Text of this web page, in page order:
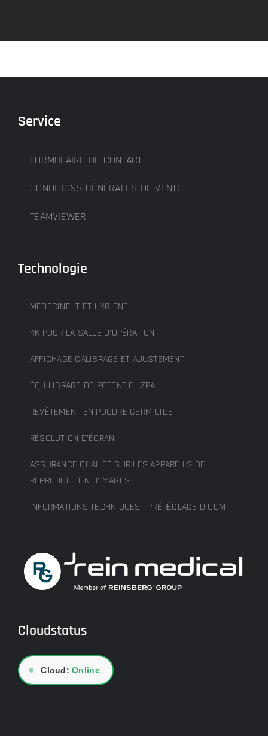
Service
FORMULAIRE DE CONTACT
CONDITIONS GÉNÉRALES DE VENTE
TEAMVIEWER
Technologie
MÉDECINE IT ET HYGIÈNE
4K POUR LA SALLE D’OPÉRATION
AFFICHAGE CALIBRAGE ET AJUSTEMENT
ÉQUILIBRAGE DE POTENTIEL ZPA
REVÊTEMENT EN POUDRE GERMICIDE
RÉSOLUTION D’ÉCRAN
ASSURANCE QUALITÉ SUR LES APPAREILS DE
REPRODUCTION D’IMAGES
INFORMATIONS TECHNIQUES : PRÉRÉGLAGE DICOM
Cloudstatus
● Cloud:Online